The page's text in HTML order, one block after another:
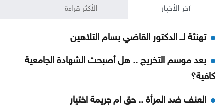
آخر الأخبار الأكثر قراءة
تهنئة لــ الدكتور القاضي بسام التلاهين
بعد موسم التخريج .. هل أصبحت الشهادة الجامعية
كافية؟
العنف ضد المرأة .. حق ام جريمة اختيار